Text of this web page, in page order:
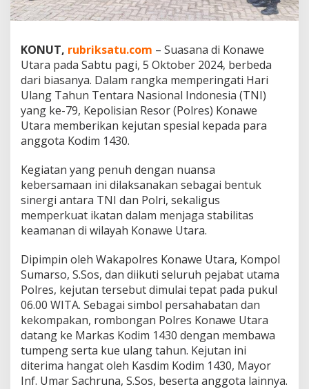
n
a
e
U
t
a
r
a
e
r
K
e
j
u
t
a
S
n
e
r
g
i
t
a
s
k
KONUT, rubriksatu.com – Suasana di Konawe
Utara pada Sabtu pagi, 5 Oktober 2024, berbeda
dari biasanya. Dalam rangka memperingati Hari
Ulang Tahun Tentara Nasional Indonesia (TNI)
yang ke-79, Kepolisian Resor (Polres) Konawe
Utara memberikan kejutan spesial kepada para
anggota Kodim 1430.
Kegiatan yang penuh dengan nuansa
kebersamaan ini dilaksanakan sebagai bentuk
sinergi antara TNI dan Polri, sekaligus
memperkuat ikatan dalam menjaga stabilitas
keamanan di wilayah Konawe Utara.
Dipimpin oleh Wakapolres Konawe Utara, Kompol
Sumarso, S.Sos, dan diikuti seluruh pejabat utama
Polres, kejutan tersebut dimulai tepat pada pukul
06.00 WITA. Sebagai simbol persahabatan dan
kekompakan, rombongan Polres Konawe Utara
datang ke Markas Kodim 1430 dengan membawa
tumpeng serta kue ulang tahun. Kejutan ini
diterima hangat oleh Kasdim Kodim 1430, Mayor
Inf. Umar Sachruna, S.Sos, beserta anggota lainnya.